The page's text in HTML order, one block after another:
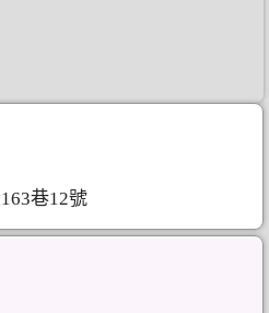
巷12號